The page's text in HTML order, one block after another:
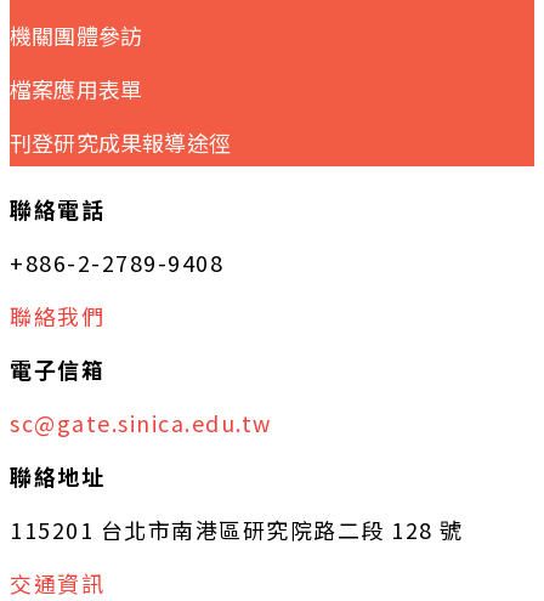
機關團體參訪
檔案應用表單
刊登研究成果報導途徑
聯絡電話
+886-2-2789-9408
聯絡我們
電子信箱
sc@gate.sinica.edu.tw
聯絡地址
115201 台北市南港區研究院路二段 128 號
交通資訊